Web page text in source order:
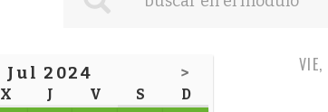
Jul 2024 >
X J V S D